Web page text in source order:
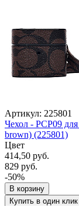
Артикул: 225801
Чехол - PCP09
brown) (225801)
Цвет
414,50 руб.
829 руб.
-50%
В корзину
Купить в один клик